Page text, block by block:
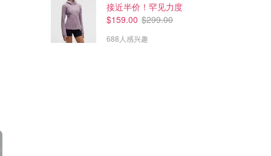
接近半价！罕见力度
$159.00 $299.00
688人感兴趣